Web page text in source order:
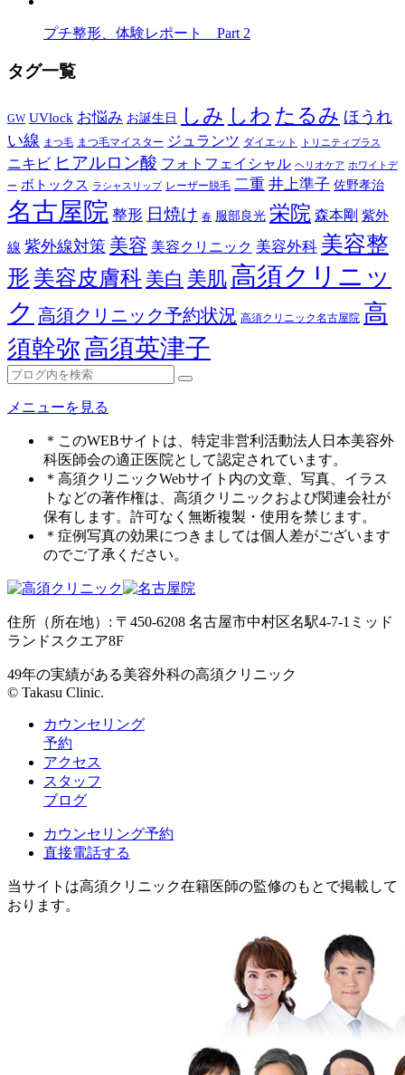
プチ整形、体験レポート Part 2
タグ一覧
GW UVlock お悩み お誕生日 しみ しわ たるみ ほうれ
い線
まつ毛 まつ毛マイスター ジュランツ ダイエット トリニティプラス
ニキビ ヒアルロン酸 フォトフェイシャル ヘリオケア ホワイトデ
ー ボトックス ラシャスリップ レーザー脱毛 二重 井上準子 佐野孝治
名古屋院 整形 日焼け 春 服部良光 栄院 森本剛 紫外
線 紫外線対策 美容 美容クリニック 美容外科 美容整
形 美容皮膚科 美白 美肌 高須クリニッ
ク 高須クリニック予約状況 高須クリニック名古屋院 高
須幹弥 高須英津子
メニューを見る
＊このWEBサイトは、特定非営利活動法人日本美容外
科医師会の適正医院として認定されています。
＊高須クリニックWebサイト内の文章、写真、イラス
トなどの著作権は、高須クリニックおよび関連会社が
保有します。許可なく無断複製・使用を禁じます。
＊症例写真の効果につきましては個人差がございます
のでご了承ください。
住所（所在地）: 〒450-6208 名古屋市中村区名駅4-7-1ミッド
ランドスクエア8F
49年の実績がある美容外科の高須クリニック
© Takasu Clinic.
カウンセリング
予約
アクセス
スタッフ
ブログ
カウンセリング予約
直接電話する
当サイトは高須クリニック在籍医師の監修のもとで掲載して
おります。